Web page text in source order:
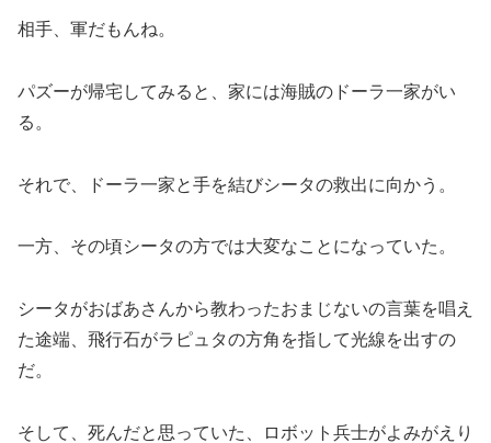
相手、軍だもんね。
パズーが帰宅してみると、家には海賊のドーラ一家がい
る。
それで、ドーラ一家と手を結びシータの救出に向かう。
一方、その頃シータの方では大変なことになっていた。
シータがおばあさんから教わったおまじないの言葉を唱え
た途端、飛行石がラピュタの方角を指して光線を出すの
だ。
そして、死んだと思っていた、ロボット兵士がよみがえり